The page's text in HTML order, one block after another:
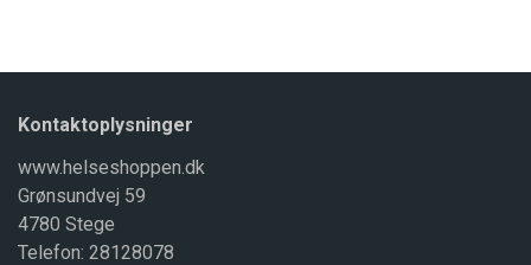
Kontaktoplysninger
www.helseshoppen.dk
Grønsundvej 59
4780 Stege
Telefon: 28128078